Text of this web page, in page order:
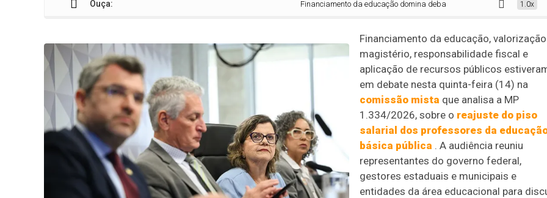
Ouça: Financiamento da educação domina debate sobre MP do piso dos professores
1.0x
Financiamento da educação,
magistério, responsabilidade fiscal e
aplicação de recursos públicos
em debate nesta quinta-feira (14) na
comissão mista que analisa a MP
1.334/2026, sobre o reajuste do piso
salarial dos professores da
básica pública . A audiência reuniu
representantes do governo federal,
gestores estaduais e municipais e
entidades da área educacional para